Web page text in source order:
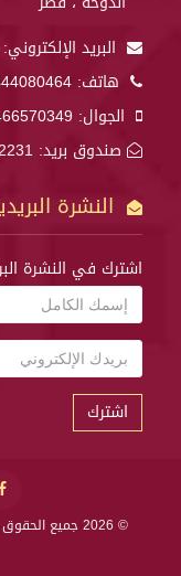
البريد الإلكتروني:
هاتف:
الجوال:
صندوق بريد: 12231
النشرة
اشترك في النشرة
اشترك
© 2026 جميع الحقوق محفوظة .